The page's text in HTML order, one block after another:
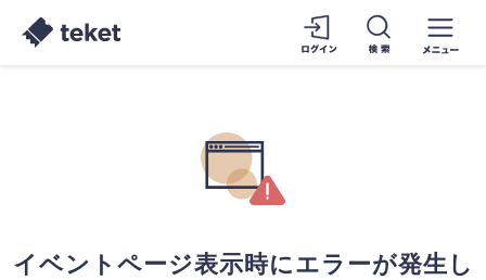
イベントページ表示時にエラーが発生し